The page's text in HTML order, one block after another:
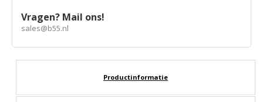
Vragen? Mail ons!
sales@b55.nl
Productinformatie